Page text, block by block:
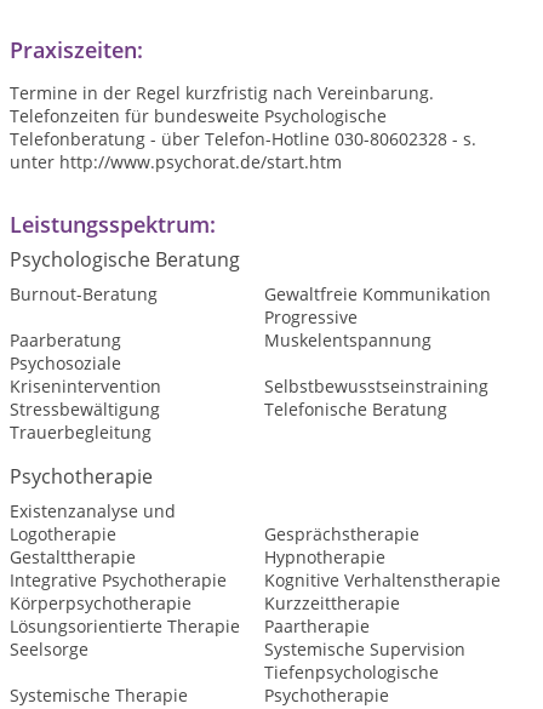
Praxiszeiten:
Termine in der Regel kurzfristig nach Vereinbarung.
Telefonzeiten für bundesweite Psychologische
Telefonberatung - über Telefon-Hotline 030-80602328 - s.
unter http://www.psychorat.de/start.htm
Leistungsspektrum:
Psychologische Beratung
Burnout-Beratung
Gewaltfreie Kommunikation
Paarberatung
Progressive
Muskelentspannung
Psychosoziale
Krisenintervention
Selbstbewusstseinstraining
Stressbewältigung
Telefonische Beratung
Trauerbegleitung
Psychotherapie
Existenzanalyse und
Logotherapie
Gesprächstherapie
Gestalttherapie
Hypnotherapie
Integrative Psychotherapie
Kognitive Verhaltenstherapie
Körperpsychotherapie
Kurzzeittherapie
Lösungsorientierte Therapie
Paartherapie
Seelsorge
Systemische Supervision
Systemische Therapie
Tiefenpsychologische
Psychotherapie